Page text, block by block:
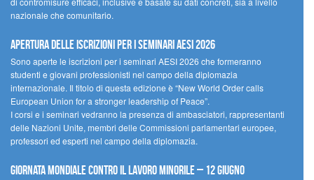
nazionale che comunitario.
Apertura delle iscrizioni per i seminari AESI 2026
Sono aperte le iscrizioni per i seminari AESI 2026 che formeranno
studenti e giovani professionisti nel campo della diplomazia
internazionale. Il titolo di questa edizione è “New World Order calls
European Union for a stronger leadership of Peace”.
I corsi e i seminari vedranno la presenza di ambasciatori, rappresentanti
delle Nazioni Unite, membri delle Commissioni parlamentari europee,
professori ed esperti nel campo della diplomazia.
Giornata mondiale contro il lavoro minorile – 12 giugno